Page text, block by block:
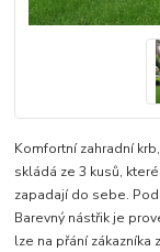
Komfortní zahradní
skládá ze 3 kusů,
zapadají do sebe.
Barevný nástřik je
lze na přání zákazníka